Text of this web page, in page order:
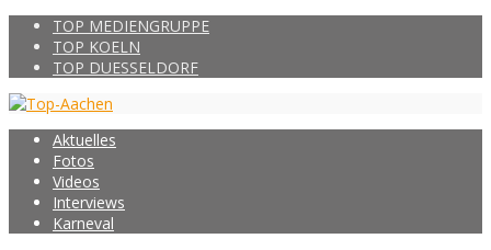
TOP MEDIENGRUPPE
TOP KOELN
TOP DUESSELDORF
Aktuelles
Fotos
Videos
Interviews
Karneval